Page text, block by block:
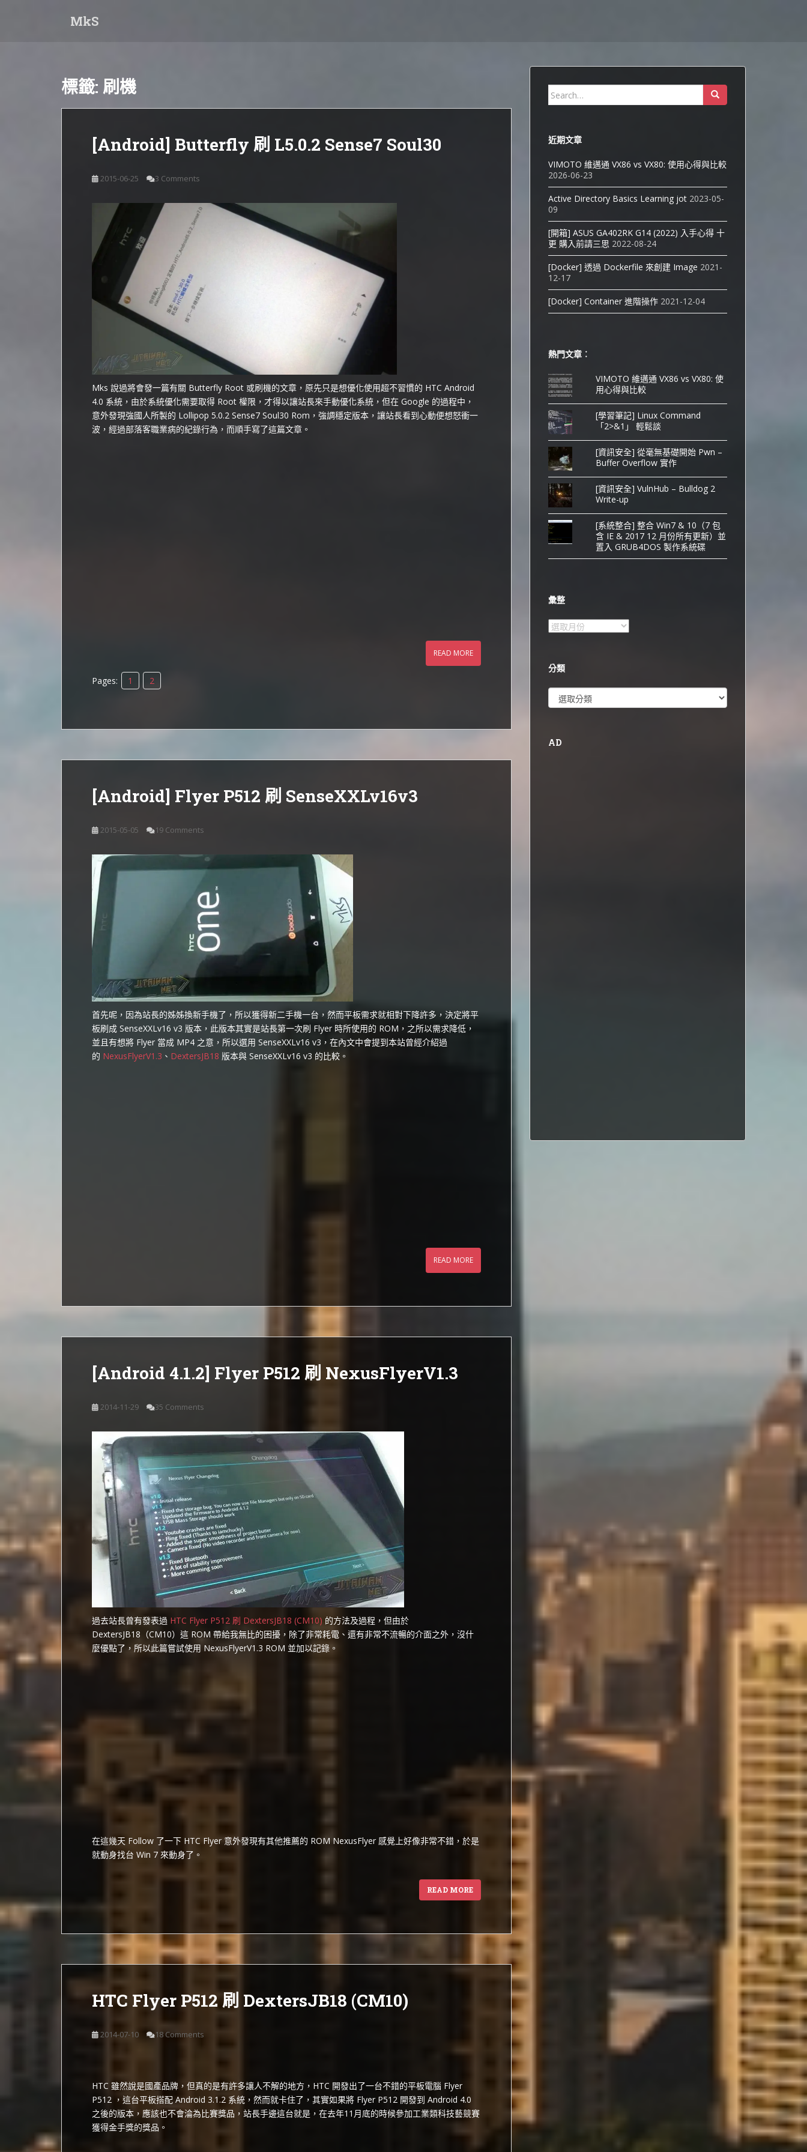
MkS
標籤: 刷機
[Android] Butterfly 刷 L5.0.2 Sense7 Soul30
2015-06-25 3 Comments
Mks 說過將會發一篇有關 Butterfly Root 或刷機的文章，原先只是想優化使用超不習慣的 HTC Android
4.0 系統，由於系統優化需要取得 Root 權限，才得以讓站長來手動優化系統，但在 Google 的過程中，
意外發現強國人所製的 Lollipop 5.0.2 Sense7 Soul30 Rom，強調穩定版本，讓站長看到心動便想怒衝一
波，經過部落客職業病的紀錄行為，而順手寫了這篇文章。
READ MORE
Pages: 1 2
[Android] Flyer P512 刷 SenseXXLv16v3
2015-05-05 19 Comments
首先呢，因為站長的姊姊換新手機了，所以獲得新二手機一台，然而平板需求就相對下降許多，決定將平
板刷成 SenseXXLv16 v3 版本，此版本其實是站長第一次刷 Flyer 時所使用的 ROM，之所以需求降低，
並且有想將 Flyer 當成 MP4 之意，所以選用 SenseXXLv16 v3，在內文中會提到本站曾經介紹過
的 NexusFlyerV1.3 、 DextersJB18 版本與 SenseXXLv16 v3 的比較。
READ MORE
[Android 4.1.2] Flyer P512 刷 NexusFlyerV1.3
2014-11-29 35 Comments
過去站長曾有發表過 HTC Flyer P512 刷 DextersJB18 (CM10) 的方法及過程，但由於
DextersJB18（CM10）這 ROM 帶給我無比的困擾，除了非常耗電、還有非常不流暢的介面之外，沒什
麼優點了，所以此篇嘗試使用 NexusFlyerV1.3 ROM 並加以記錄。
在這幾天 Follow 了一下 HTC Flyer 意外發現有其他推薦的 ROM NexusFlyer 感覺上好像非常不錯，於是
就動身找台 Win 7 來動身了。
READ MORE
HTC Flyer P512 刷 DextersJB18 (CM10)
2014-07-10 18 Comments
HTC 雖然說是國產品牌，但真的是有許多讓人不解的地方，HTC 開發出了一台不錯的平板電腦 Flyer
P512 ，這台平板搭配 Android 3.1.2 系統，然而就卡住了，其實如果將 Flyer P512 開發到 Android 4.0
之後的版本，應該也不會淪為比賽獎品，站長手邊這台就是，在去年11月底的時候參加工業類科技藝競賽
獲得金手獎的獎品。
Search
for:
近期文章
VIMOTO 維邁通 VX86 vs VX80: 使用心得與比較
2026-06-23
Active Directory Basics Learning jot 2023-05-
09
[開箱] ASUS GA402RK G14 (2022) 入手心得 十
更 購入前請三思 2022-08-24
[Docker] 透過 Dockerfile 來創建 Image 2021-
12-17
[Docker] Container 進階操作 2021-12-04
熱門文章︰
VIMOTO 維邁通 VX86 vs VX80: 使
用心得與比較
[學習筆記] Linux Command
「2>&1」 輕鬆談
[資訊安全] 從毫無基礎開始 Pwn –
Buffer Overflow 實作
[資訊安全] VulnHub – Bulldog 2
Write-up
[系統整合] 整合 Win7 & 10（7 包
含 IE & 2017 12 月份所有更新）並
置入 GRUB4DOS 製作系統碟
彙整
彙
分類
類
AD